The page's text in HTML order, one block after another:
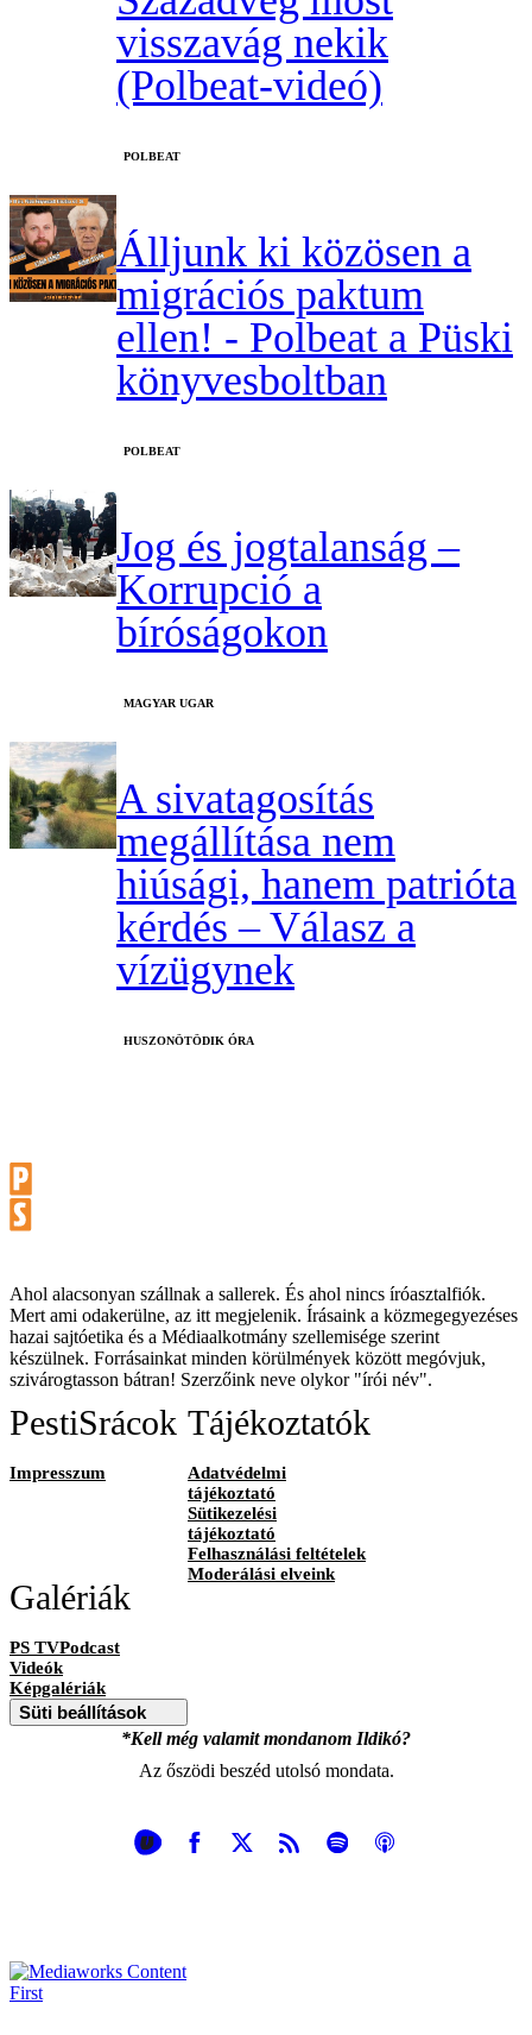
visszavág nekik
(Polbeat-videó)
‎POLBEAT
Álljunk ki közösen a
migrációs paktum
ellen! - Polbeat a Püski
könyvesboltban
‎POLBEAT
Jog és jogtalanság –
Korrupció a
bíróságokon
MAGYAR UGAR
A sivatagosítás
megállítása nem
hiúsági, hanem patrióta
kérdés – Válasz a
vízügynek
HUSZONÖTÖDIK ÓRA
Ahol alacsonyan szállnak a sallerek. És ahol nincs íróasztalfiók.
Mert ami odakerülne, az itt megjelenik. Írásaink a közmegegyezéses
hazai sajtóetika és a Médiaalkotmány szellemisége szerint
készülnek. Forrásainkat minden körülmények között megóvjuk,
szivárogtasson bátran! Szerzőink neve olykor "írói név".
PestiSrácok
Impresszum
Tájékoztatók
Adatvédelmi
tájékoztató
Sütikezelési
tájékoztató
Felhasználási feltételek
Moderálási elveink
Galériák
PS TVPodcast
Videók
Képgalériák
Süti beállítások
*Kell még valamit mondanom Ildikó?
Az őszödi beszéd utolsó mondata.